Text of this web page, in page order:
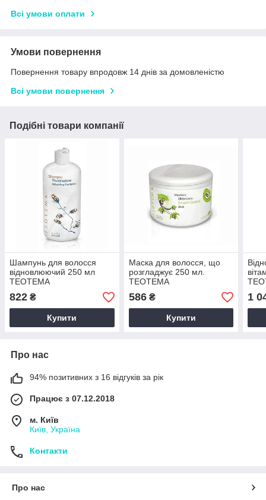
Всі умови оплати
Умови повернення
Повернення товару впродовж 14 днів за домовленістю
Всі умови повернення
Подібні товари компанії
Шампунь для волосся
відновлюючий 250 мл
ТЕОТЕМА
822 ₴
Купити
Маска для волосся, що
розгладжує 250 мл.
ТЕОТЕМА
586₴
Купити
1
Про нас
94% позитивних з 16 відгуків за рік
Працює з 07.12.2018
м. Київ
Київ, Україна
Контакти
Про нас